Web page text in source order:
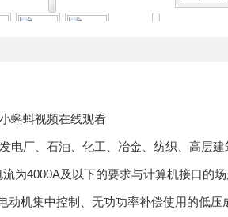
蝌蚪视频在线观看
电厂、石油、化工、冶金、纺织、高层
流为4000A及以下的要求与计算机接口的
动机集中控制、无功功率补偿使用的低压